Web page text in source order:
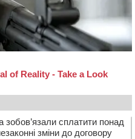
зобов’язали сплатити понад
зміни до договору